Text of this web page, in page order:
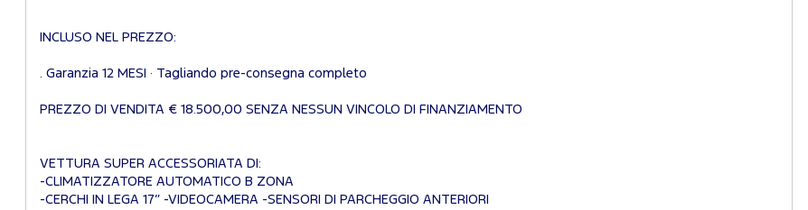
INCLUSO NEL PREZZO:
. Garanzia 12 MESI · Tagliando pre-consegna completo
PREZZO DI VENDITA € 18.500,00 SENZA NESSUN VINCOLO DI FINANZIAMENTO
VETTURA SUPER ACCESSORIATA DI:
-CLIMATIZZATORE AUTOMATICO B ZONA
-CERCHI IN LEGA 17” -VIDEOCAMERA -SENSORI DI PARCHEGGIO ANTERIORI